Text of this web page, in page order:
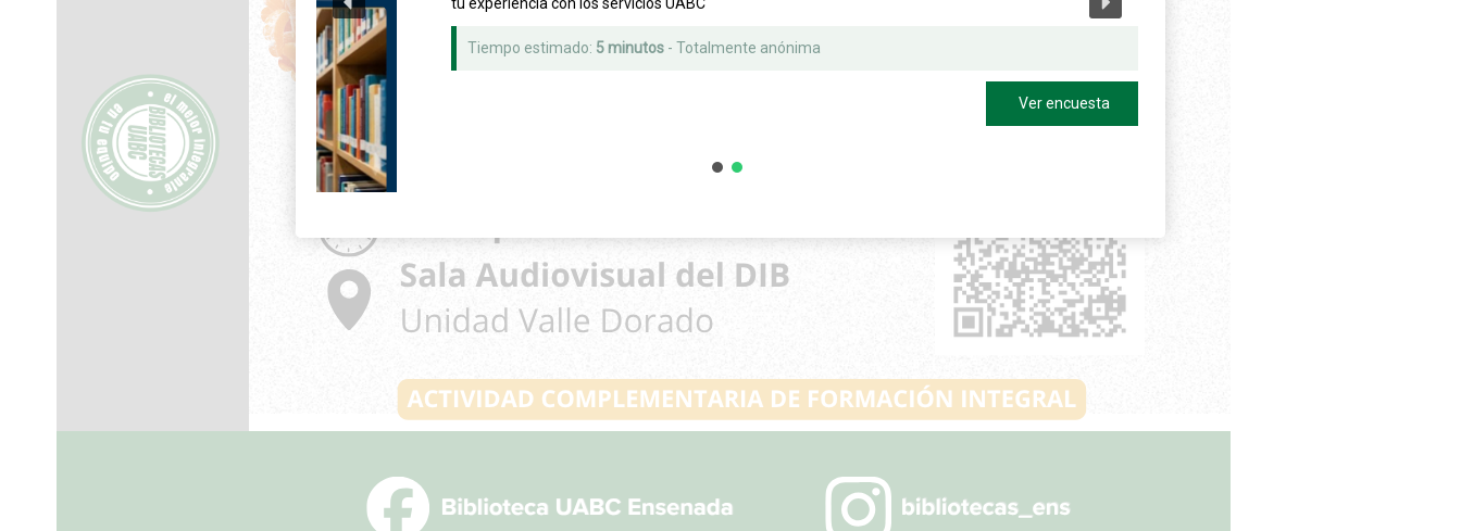
Tiempo estimado:5 minutos- Totalmente anónima
Ver encuesta